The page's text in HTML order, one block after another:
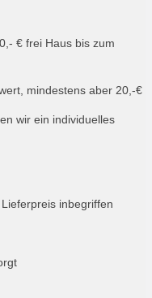
€ frei Haus bis zum
mindestens aber 20,-€
wir ein individuelles
inbegriffen